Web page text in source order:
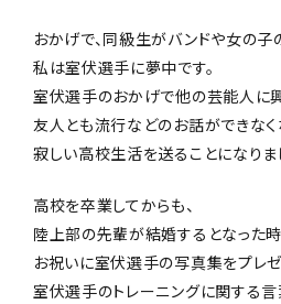
おかげで、同級生がバンドや女の子
私は室伏選手に夢中です。
室伏選手のおかげで他の芸能人に
友人とも流行などのお話ができなく
寂しい高校生活を送ることになりま
高校を卒業してからも、
陸上部の先輩が結婚するとなった時
お祝いに室伏選手の写真集をプレゼ
室伏選手のトレーニングに関する